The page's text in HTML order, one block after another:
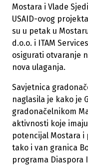
Mostara i Vlade
USAID-ovog
su u petak u
d.o.o. i ITAM
osigurati otvaranje
nova ulaganja.
Savjetnica
naglasila je kako je
gradonačelnikom
aktivnosti koje
potencijal Mostara
tako i van granica
programa Diaspora